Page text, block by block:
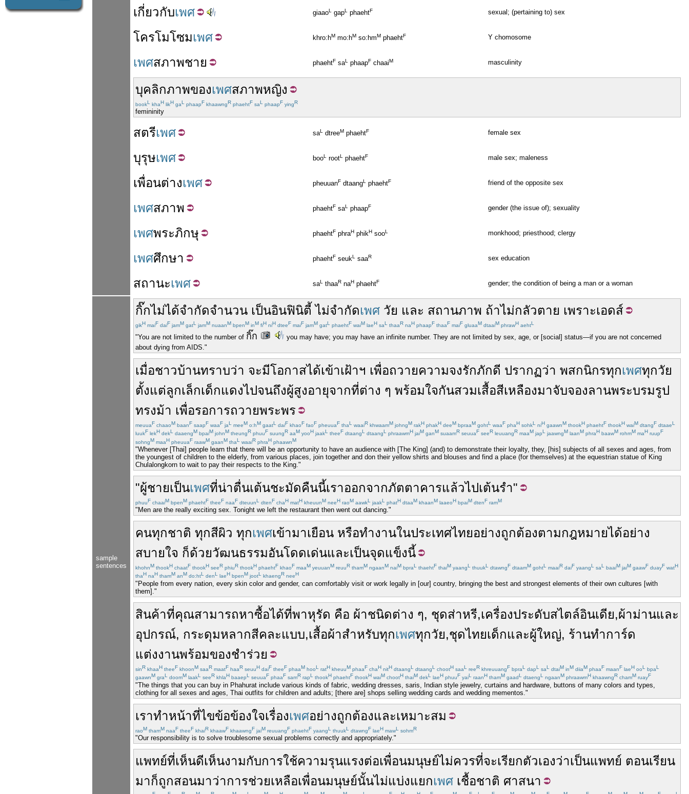
เกี่ยวกับเพศ giaaoL gapL phaehtF sexual; (pertaining to) sex
โครโมโซมเพศ khro:hM mo:hM so:hmM phaehtF Y chomosome
เพศสภาพชาย phaehtF saL phaapF chaaiM masculinity
บุคลิกภาพของเพศสภาพหญิง
bookL khaH likH gaL phaapF khaawngR phaehtF saL phaapF yingR
femininity
สตรีเพศ saL dtreeM phaehtF female sex
บุรุษเพศ booL rootL phaehtF male sex; maleness
เพื่อนต่างเพศ pheuuanF dtaangL phaehtF friend of the opposite sex
เพศสภาพ phaehtF saL phaapF gender (the issue of); sexuality
เพศพระภิกษุ phaehtF phraH phikH sooL monkhood; priesthood; clergy
เพศศึกษา phaehtF seukL saaR sex education
สถานะเพศ saL thaaR naH phaehtF gender; the condition of being a man or a woman
sample
sentences
กิ๊กไม่ได้จำกัดจำนวน เป็นอินฟินิตี้ ไม่จำกัดเพศ วัย และ สถานภาพ ถ้าไม่กลัวตาย เพราะเอดส์
gikH maiF daiF jamM gatL jamM nuaanM bpenM inM fiH niH dteeF maiF jamM gatL phaehtF waiM laeH saL thaaR naH phaapF thaaF maiF gluaaM dtaaiM phrawH aehtL
"You are not limited to the number of กิ๊ก
you may have; you may have an infinite number. They are not limited by sex, age, or [social] status—if you are not concerned
about dying from AIDS."
เมื่อชาวบ้านทราบว่า จะมีโอกาสได้เข้าเฝ้าฯ เพื่อถวายความจงรักภักดี ปรากฏว่า พสกนิกรทุกเพศทุกวัย
ตั้งแต่ลูกเล็กเด็กแดงไปจนถึงผู้สูงอายุจากที่ต่าง ๆ พร้อมใจกันสวมเสื้อสีเหลืองมาจับจองลานพระบรมรูป
ทรงม้า เพื่อรอการถวายพระพร
meuuaF chaaoM baanF saapF waaF jaL meeM o:hM gaatL daiF khaoF faoF pheuuaF thaL waaiR khwaamM johngM rakH phakH deeM bpraaM gohtL waaF phaH sohkL niH gaawnM thookH phaehtF thookH waiM dtangF dtaaeL
luukF lekH dekL daaengM bpaiM johnM theungR phuuF suungR aaM yooH jaakL theeF dtaangL dtaangL phraawmH jaiM ganM suaamR seuuaF seeR leuuangR maaM japL jaawngM laanM phraH baawM rohmM maH ruupF
sohngM maaH pheuuaF raawM gaanM thaL waaiR phraH phaawnM
"Whenever [Thai] people learn that there will be an opportunity to have an audience with [The King] (and) to demonstrate their loyalty, they, [his] subjects of all sexes and ages, from
the youngest of children to the elderly, from various places, join together and don their yellow shirts and blouses and find a place (for themselves) at the equestrian statue of King
Chulalongkorn to wait to pay their respects to the King."
"ผู้ชายเป็นเพศที่น่าตื่นเต้นชะมัดคืนนี้เราออกจากภัตตาคารแล้วไปเต้นรำ"
phuuF chaaiM bpenM phaehtF theeF naaF dteuunL dtenF chaH matH kheuunM neeH raoM aawkL jaakL phatH dtaaM khaanM laaeoH bpaiM dtenF ramM
"Men are the really exciting sex. Tonight we left the restaurant then went out dancing."
คนทุกชาติ ทุกสีผิว ทุกเพศเข้ามาเยือน หรือทำงานในประเทศไทยอย่างถูกต้องตามกฎหมายได้อย่าง
สบายใจ ก็ด้วยวัฒนธรรมอันโดดเด่นและเป็นจุดแข็งนี้
khohnM thookH chaatF thookH seeR phiuR thookH phaehtF khaoF maaM yeuuanM reuuR thamM ngaanM naiM bpraL thaehtF thaiM yaangL thuukL dtawngF dtaamM gohtL maaiR daiF yaangL saL baaiM jaiM gaawF duayF watH
thaH naH thamM anM do:htL denL laeH bpenM jootL khaengR neeH
"People from every nation, every skin color and gender, can comfortably visit or work legally in [our] country, bringing the best and strongest elements of their own cultures [with
them]."
สินค้าที่คุณสามารถหาซื้อได้ที่พาหุรัด คือ ผ้าชนิดต่าง ๆ, ชุดส่าหรี,เครื่องประดับสไตล์อินเดีย,ผ้าม่านและ
อุปกรณ์, กระดุมหลากสีคละแบบ,เสื้อผ้าสำหรับทุกเพศทุกวัย,ชุดไทยเด็กและผู้ใหญ่, ร้านทำการ์ด
แต่งงานพร้อมของชำร่วย
sinR khaaH theeF khoonM saaR maatF haaR seuuH daiF theeF phaaM hooL ratH kheuuM phaaF chaH nitH dtaangL dtaangL chootH saaL reeR khreuuangF bpraL dapL saL dtaiM inM diiaM phaaF maanF laeH ooL bpaL
gaawnM graL doomM laakL seeR khlaH baaepL seuuaF phaaF samR rapL thookH phaehtF thookH waiM chootH thaiM dekL laeH phuuF yaiL raanH thamM gaadL dtaengL ngaanM phraawmH khaawngR chamM ruayF
"The things that you can buy in Phahurat include various kinds of fabric, wedding dresses, saris, Indian style jewelry, curtains and hardware, buttons of many colors and types,
clothing for all sexes and ages, Thai outfits for children and adults; [there are] shops selling wedding cards and wedding mementos."
เราทำหน้าที่ไขข้อข้องใจเรื่องเพศอย่างถูกต้องและเหมาะสม
raoM thamM naaF theeF khaiR khaawF khaawngF jaiM reuuangF phaehtF yaangL thuukL dtawngF laeH mawL sohmR
"Our responsibility is to solve troublesome sexual problems correctly and appropriately."
แพทย์ที่เห็นดีเห็นงามกับการใช้ความรุนแรงต่อเพื่อนมนุษย์ไม่ควรที่จะเรียกตัวเองว่าเป็นแพทย์ ตอนเรียน
มาก็ถูกสอนมาว่าการช่วยเหลือเพื่อนมนุษย์นั้นไม่แบ่งแยกเพศ เชื้อชาติ ศาสนา